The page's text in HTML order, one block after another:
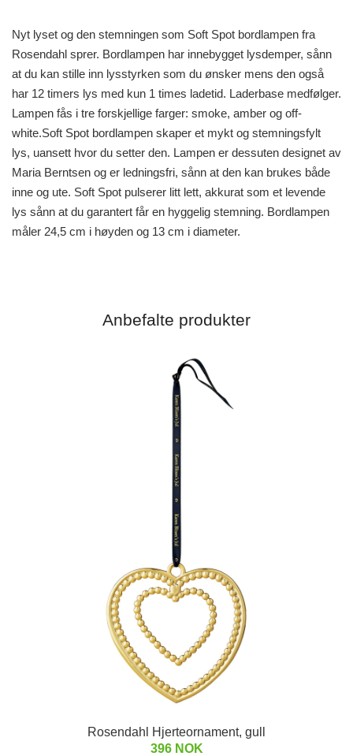
Nyt lyset og den stemningen som Soft Spot bordlampen fra
Rosendahl sprer. Bordlampen har innebygget lysdemper, sånn
at du kan stille inn lysstyrken som du ønsker mens den også
har 12 timers lys med kun 1 times ladetid. Laderbase medfølger.
Lampen fås i tre forskjellige farger: smoke, amber og off-
white.Soft Spot bordlampen skaper et mykt og stemningsfylt
lys, uansett hvor du setter den. Lampen er dessuten designet av
Maria Berntsen og er ledningsfri, sånn at den kan brukes både
inne og ute. Soft Spot pulserer litt lett, akkurat som et levende
lys sånn at du garantert får en hyggelig stemning. Bordlampen
måler 24,5 cm i høyden og 13 cm i diameter.
Anbefalte produkter
Rosendahl Hjerteornament, gull
396 NOK